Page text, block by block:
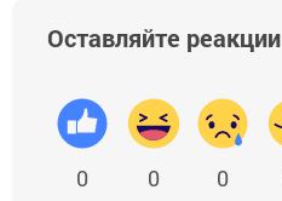
Оставляйте реакции
0 0 0